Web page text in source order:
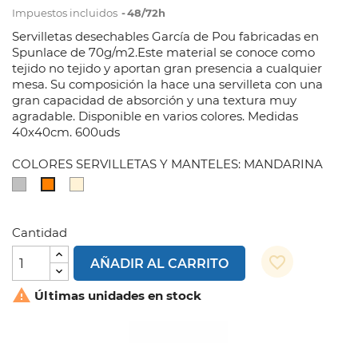
Impuestos incluidos 48/72h
Servilletas desechables García de Pou fabricadas en
Spunlace de 70g/m2.Este material se conoce como
tejido no tejido y aportan gran presencia a cualquier
mesa. Su composición la hace una servilleta con una
gran capacidad de absorción y una textura muy
agradable. Disponible en varios colores. Medidas
40x40cm. 600uds
COLORES SERVILLETAS Y MANTELES: MANDARINA
Cantidad
AÑADIR AL CARRITO
favorite_border
 Últimas unidades en stock